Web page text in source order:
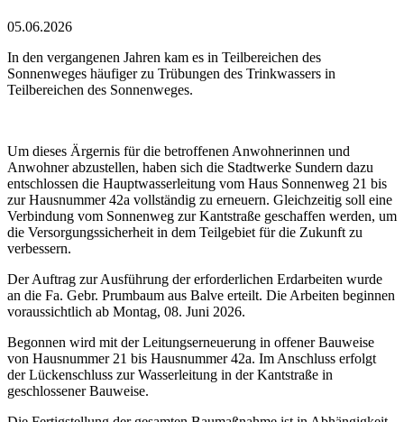
05.06.2026
In den vergangenen Jahren kam es in Teilbereichen des
Sonnenweges häufiger zu Trübungen des Trinkwassers in
Teilbereichen des Sonnenweges.
Um dieses Ärgernis für die betroffenen Anwohnerinnen und
Anwohner abzustellen, haben sich die Stadtwerke Sundern dazu
entschlossen die Hauptwasserleitung vom Haus Sonnenweg 21 bis
zur Hausnummer 42a vollständig zu erneuern. Gleichzeitig soll eine
Verbindung vom Sonnenweg zur Kantstraße geschaffen werden, um
die Versorgungssicherheit in dem Teilgebiet für die Zukunft zu
verbessern.
Der Auftrag zur Ausführung der erforderlichen Erdarbeiten wurde
an die Fa. Gebr. Prumbaum aus Balve erteilt. Die Arbeiten beginnen
voraussichtlich ab Montag, 08. Juni 2026.
Begonnen wird mit der Leitungserneuerung in offener Bauweise
von Hausnummer 21 bis Hausnummer 42a. Im Anschluss erfolgt
der Lückenschluss zur Wasserleitung in der Kantstraße in
geschlossener Bauweise.